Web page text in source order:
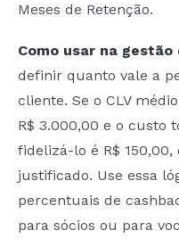
Meses de Retenção.
Como usar na gestão
definir quanto vale a
cliente. Se o CLV
R$ 3.000,00 e o custo
fidelizá-lo é R$
justificado. Use essa
percentuais de
para sócios ou para